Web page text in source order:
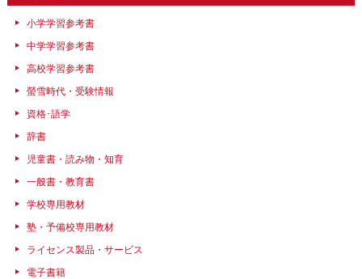
小学学習参考書
中学学習参考書
高校学習参考書
螢雪時代・受験情報
資格･語学
辞書
児童書・読み物・知育
一般書・教育書
学校専用教材
塾・予備校専用教材
ライセンス製品・サービス
電子書籍